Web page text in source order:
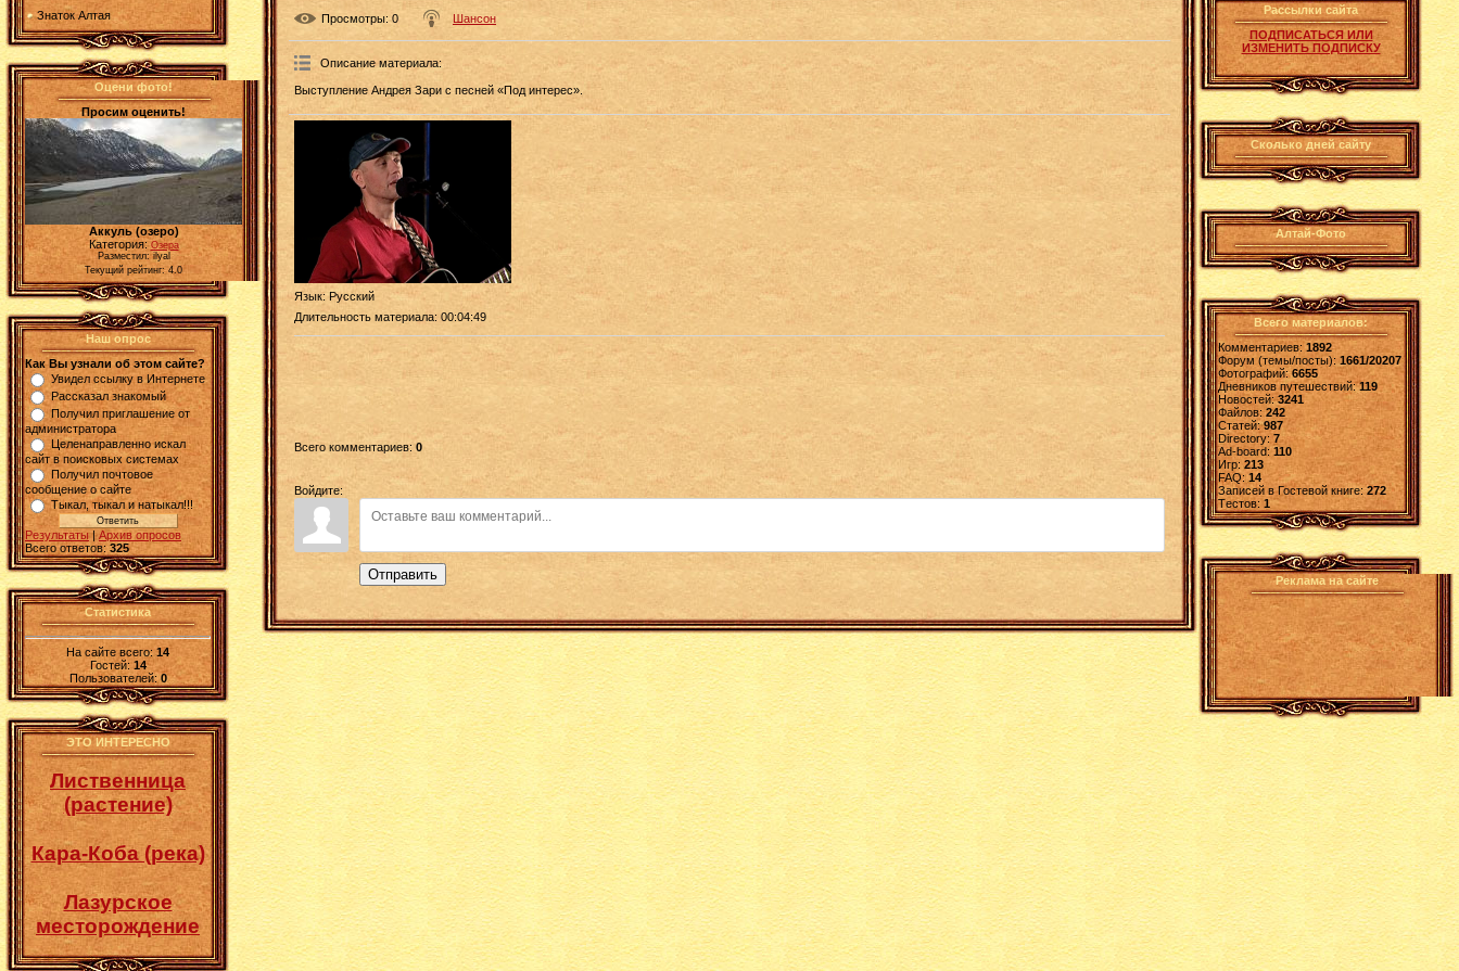
Знаток Алтая
Оцени фото!
Просим оценить!
Аккуль (озеро)
Категория:Озера
Разместил: ilyal
Текущий рейтинг: 4.0
Наш опрос
Как Вы узнали об этом сайте?
Увидел ссылку в Интернете
Рассказал знакомый
Получил приглашение от
администратора
Целенаправленно искал
сайт в поисковых системах
Получил почтовое
сообщение о сайте
Тыкал, тыкал и натыкал!!!
Результаты |Архив опросов
Всего ответов: 325
Статистика
На сайте всего:14
Гостей: 14
Пользователей: 0
ЭТО ИНТЕРЕСНО
Лиственница
(растение)
Кара-Коба (река)
Лазурское
месторождение
Просмотры: 0 Шансон
Описание материала:
Выступление Андрея Зари с песней «Под интерес».
Язык: Русский
Длительность материала: 00:04:49
Всего комментариев: 0
Войдите:
Отправить
Рассылки сайта
ПОДПИСАТЬСЯ ИЛИ
ИЗМЕНИТЬ ПОДПИСКУ
Сколько дней сайту
Алтай-Фото
Всего материалов:
Комментариев: 1892
Форум (темы/посты):1661/20207
Фотографий:6655
Дневников путешествий:119
Новостей:3241
Файлов: 242
Статей:987
Directory: 7
Ad-board:110
Игр: 213
FAQ:14
Записей в Гостевой книге:272
Tестов: 1
Реклама на сайте